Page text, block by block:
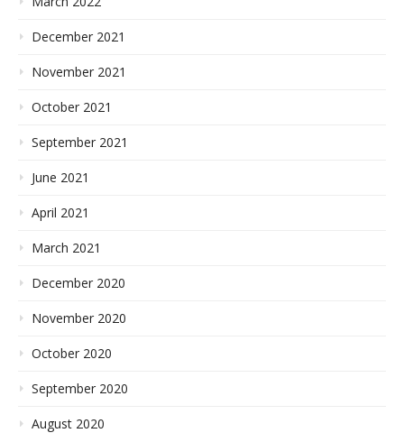
December 2021
November 2021
October 2021
September 2021
June 2021
April 2021
March 2021
December 2020
November 2020
October 2020
September 2020
August 2020